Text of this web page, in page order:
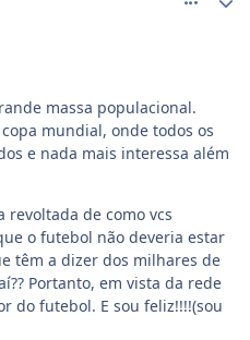
massa populacional.
mundial, onde todos os
e nada mais interessa além
revoltada de como vcs
o futebol não deveria estar
têm a dizer dos milhares de
Portanto, em vista da rede
do futebol. E sou feliz!!!!(sou